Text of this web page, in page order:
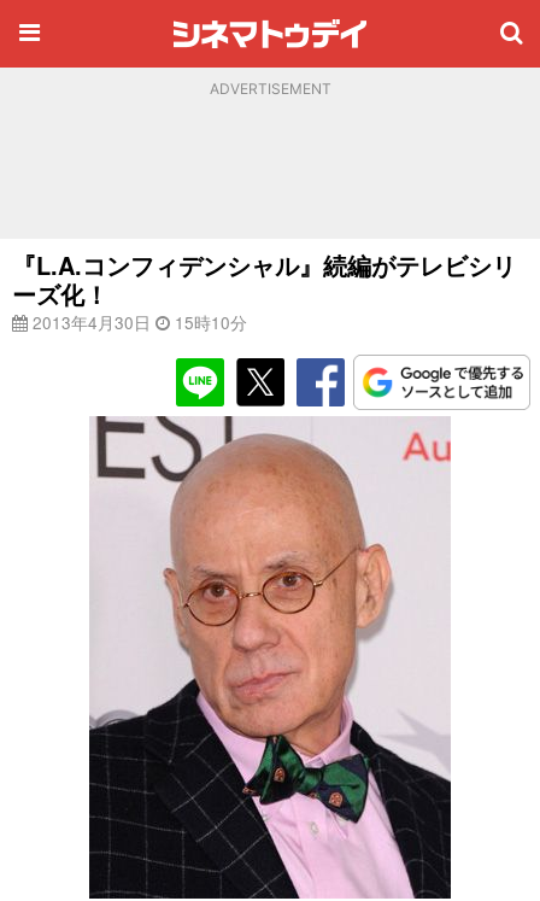
ADVERTISEMENT
『L.A.コンフィデンシャル』続編がテレビシリ
ーズ化！
2013年4月30日 15時10分